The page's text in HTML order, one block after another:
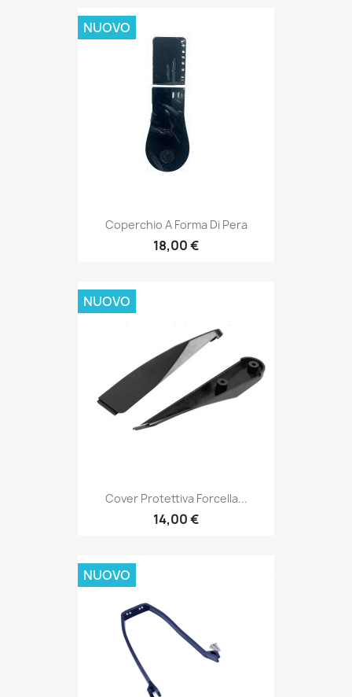
Coperchio A Forma Di Pera
18,00 €
NUOVO
Cover Protettiva Forcella...
14,00 €
NUOVO
NUOVO